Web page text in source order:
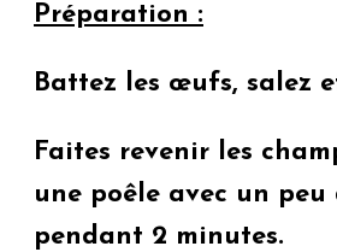
Préparation :
Battez les œufs, salez
Faites revenir les
une poêle avec un peu
pendant 2 minutes.